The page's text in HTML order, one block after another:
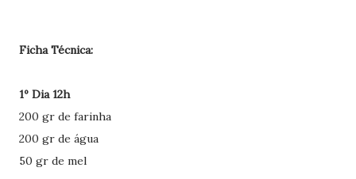
Ficha Técnica:
1º Dia 12h
200 gr de farinha
200 gr de água
50 gr de mel